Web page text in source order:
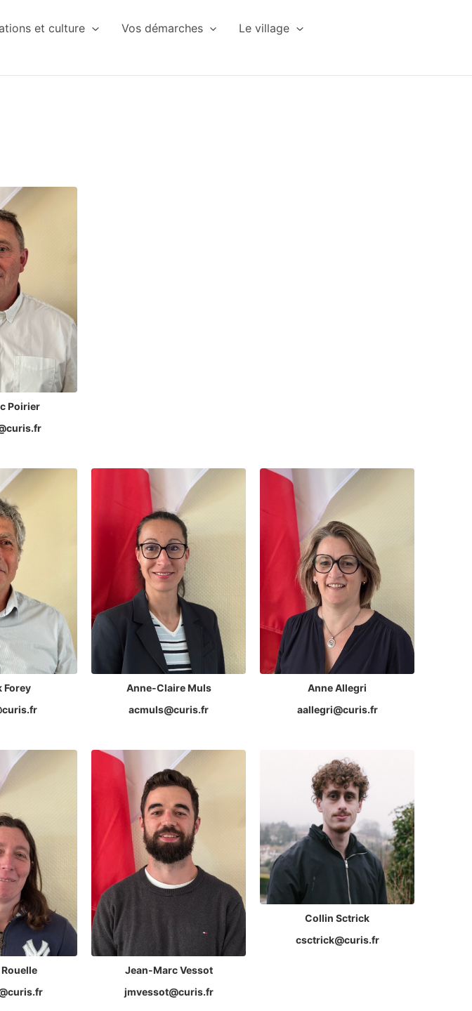
et culture Vos démarches
Le village
Poirier
Forey
Anne-Claire Muls
acmuls@curis.fr
Anne Allegri
aallegri@curis.fr
Jean-Marc Vessot
jmvessot@curis.fr
Collin Sctrick
csctrick@curis.fr